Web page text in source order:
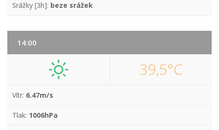
Srážky [3h]: beze srážek
14:00
39,5°C
Vítr: 6.47m/s
Tlak: 1006hPa